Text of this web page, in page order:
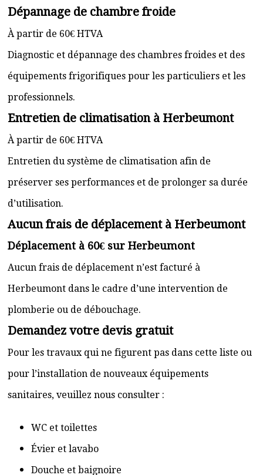
Dépannage de chambre froide
À partir de 60€ HTVA
Diagnostic et dépannage des chambres froides et des
équipements frigorifiques pour les particuliers et les
professionnels.
Entretien de climatisation à Herbeumont
À partir de 60€ HTVA
Entretien du système de climatisation afin de
préserver ses performances et de prolonger sa durée
d’utilisation.
Aucun frais de déplacement à Herbeumont
Déplacement à 60€ sur Herbeumont
Aucun frais de déplacement n’est facturé à
Herbeumont dans le cadre d’une intervention de
plomberie ou de débouchage.
Demandez votre devis gratuit
Pour les travaux qui ne figurent pas dans cette liste ou
pour l’installation de nouveaux équipements
sanitaires, veuillez nous consulter :
WC et toilettes
Évier et lavabo
Douche et baignoire